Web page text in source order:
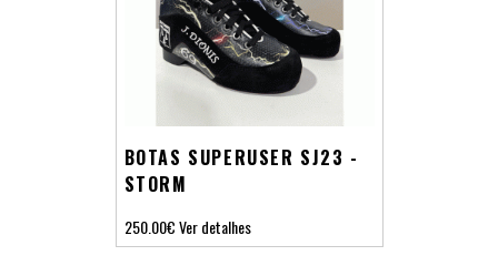
BOTAS SUPERUSER SJ23 -
STORM
250.00€Ver detalhes